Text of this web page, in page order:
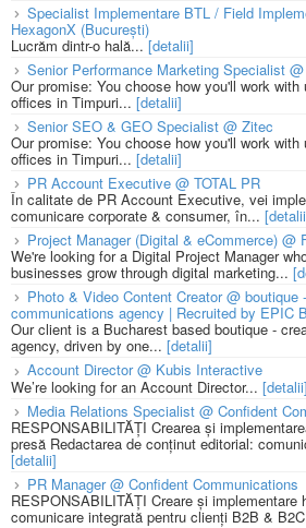
Specialist Implementare BTL / Field
HexagonX (București)
Lucrăm dintr-o hală...[detalii]
Senior Performance Marketing Specialist
Our promise: You choose how you'll work
offices in Timpuri... [detalii]
Senior SEO & GEO Specialist @ Zitec
Our promise: You choose how you'll work
offices in Timpuri... [detalii]
PR Account Executive @ TOTAL PR
În calitate de PR Account Executive, vei
comunicare corporate & consumer, în...
Project Manager (Digital & eCommerce) @
We're looking for a Digital Project Manager
businesses grow through digital marketing...
Photo & Video Content Creator @ boutique
communications agency | Recruited by EPIC
Our client is a Bucharest based boutique -
agency, driven by one... [detalii]
Account Director @ Kubis Interactive
We’re looking for an Account Director... [detalii]
Media Relations Specialist @ Confident
RESPONSABILITĂȚI Crearea și
presă Redactarea de conținut editorial:
[detalii]
PR Manager @ Confident Communications
RESPONSABILITĂȚI Creare și implementare
comunicare integrată pentru clienți B2B &